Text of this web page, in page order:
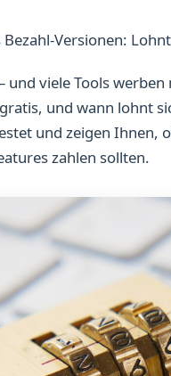
Versionen:
und viele Tools
und wann lohnt
und zeigen Ihnen,
zahlen sollten.